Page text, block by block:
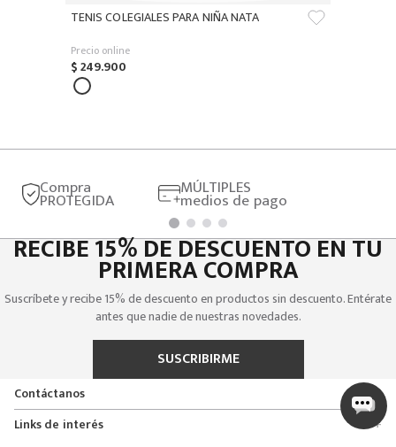
TENIS COLEGIALES PARA NIÑA NATA
Precio online
$249.900
Compra
PROTEGIDA
MÚLTIPLES
medios de pago
RECIBE 15% DE DESCUENTO EN TU
PRIMERA COMPRA
Suscríbete y recibe 15% de descuento en productos sin descuento. Entérate
antes que nadie de nuestras novedades.
SUSCRIBIRME
Contáctanos
+
Encuentra tu tienda
Links de interés +